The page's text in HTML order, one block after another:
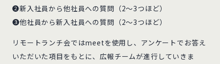
❷新入社員から他社員への質問（2～3つほど）
❸他社員から新入社員への質問（2～3つほど）
リモートランチ会ではmeetを使用し、アンケートでお答え
いただいた項目をもとに、広報チームが進行していきま